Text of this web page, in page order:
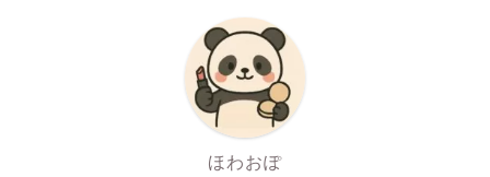
ほわおぽ